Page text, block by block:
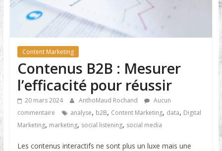
Content Marketing
Contenus B2B : Mesurer
l’efficacité pour réussir
20 mars 2024 AnthoMaud Rochand
Aucun
commentaire
analyse, b2B, Content Marketing, data, Digital
Marketing, marketing, social listening, social media
Les contenus interactifs ne sont plus un luxe mais une